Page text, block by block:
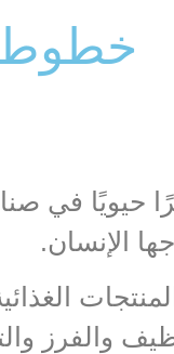
خطوط
حيويًا في
الإنسان.
والفرز